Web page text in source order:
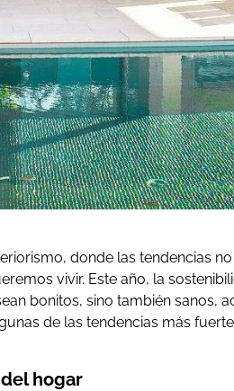
donde las tendencias
vivir. Este año, la
bonitos, sino también sanos,
de las tendencias más
hogar